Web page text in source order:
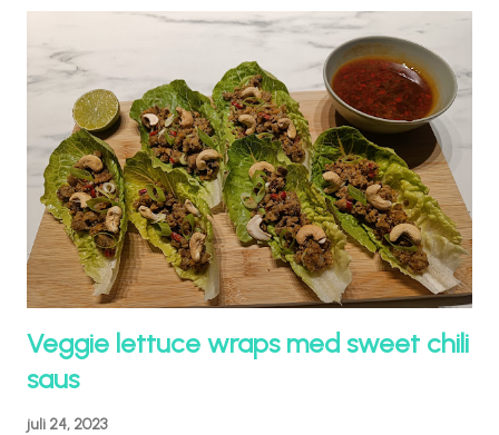
Veggie lettuce wraps med sweet chili
saus
juli 24, 2023